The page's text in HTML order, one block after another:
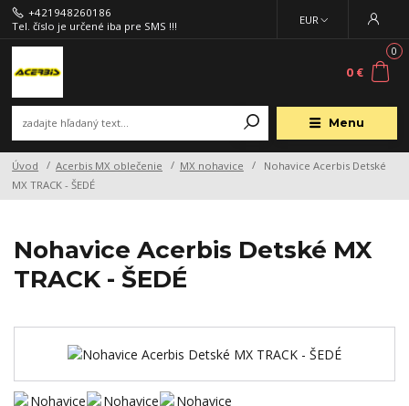
Menu
EUR
+421948260186
Tel. číslo je určené iba pre SMS !!!
0
0 €
Úvod Acerbis MX oblečenie MX nohavice
Nohavice Acerbis Detské
MX TRACK - ŠEDÉ
Nohavice Acerbis Detské MX
TRACK - ŠEDÉ